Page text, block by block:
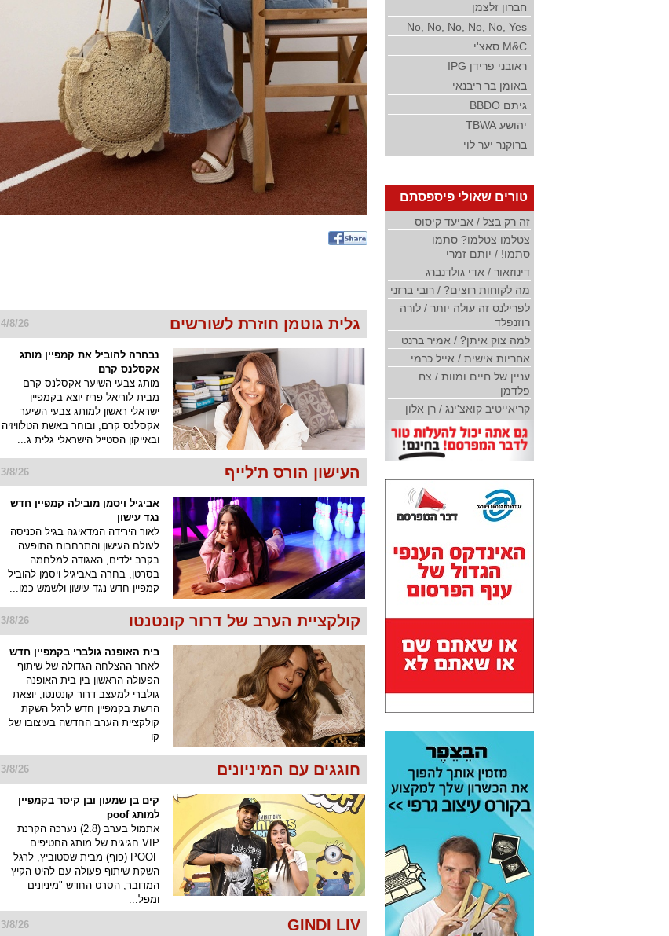
4/8/26 גלית גוטמן חוזרת לשורשים
נבחרה להוביל את קמפיין מותג
אקסלנס קרם
מותג צבעי השיער אקסלנס קרם
מבית לוריאל פריז יוצא בקמפיין
ישראלי ראשון למותג צבעי השיער
אקסלנס קרם, ובוחר באשת הטלוויזיה
ובאייקון הסטייל הישראלי גלית ג...
3/8/26 העישון הורס ת'לייף
אביגיל ויסמן מובילה קמפיין חדש
נגד עישון
לאור הירידה המדאיגה בגיל הכניסה
לעולם העישון והתרחבות התופעה
בקרב ילדים, האגודה למלחמה
בסרטן, בחרה באביגיל ויסמן להוביל
קמפיין חדש נגד עישון ולשמש כמו...
3/8/26 קולקציית הערב של דרור קונטנטו
בית האופנה גולברי בקמפיין חדש
לאחר ההצלחה הגדולה של שיתוף
הפעולה הראשון בין בית האופנה
גולברי למעצב דרור קונטנטו, יוצאת
הרשת בקמפיין חדש לרגל השקת
קולקציית הערב החדשה בעיצובו של
קו...
3/8/26 חוגגים עם המיניונים
קים בן שמעון ובן קיסר בקמפיין
למותג poof
אתמול בערב (2.8) נערכה הקרנת
VIP חגיגית של מותג החטיפים
POOF (פוף) מבית שסטוביץ, לרגל
השקת שיתוף פעולה עם להיט הקיץ
המדובר, הסרט החדש "מיניונים
ומפל...
3/8/26
חברון זלצמן
No, No, No, No, No, Yes
M&C סאצ'י
ראובני פרידן IPG
באומן בר ריבנאי
גיתם BBDO
יהושע TBWA
ברוקנר יער לוי
טורים שאולי פיספסתם
זה רק בצל / אביעד קיסוס
צטלמו צטלמו? סתמו
סתמו! / יותם זמרי
דינוזאור / אדי גולדנברג
מה לקוחות רוצים? / רובי ברזני
לפרילנס זה עולה יותר / לורה
רוזנפלד
למה צוק איתן? / אמיר ברנט
אחריות אישית / אייל כרמי
עניין של חיים ומוות / צח
פלדמן
קריאייטיב קואצ'ינג / רן אלון